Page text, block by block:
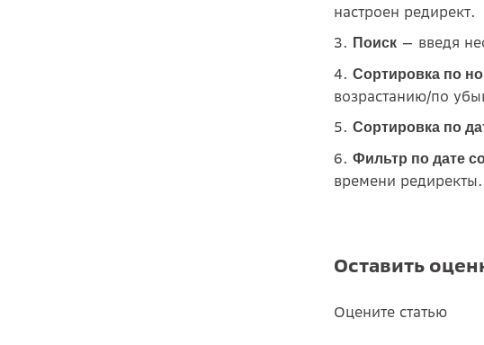
настроен редирект.
3. Поиск — введя
4. Сортировка по
возрастанию/по
5. Сортировка по
6. Фильтр по дате
времени редиректы.
Оставить
Оцените статью